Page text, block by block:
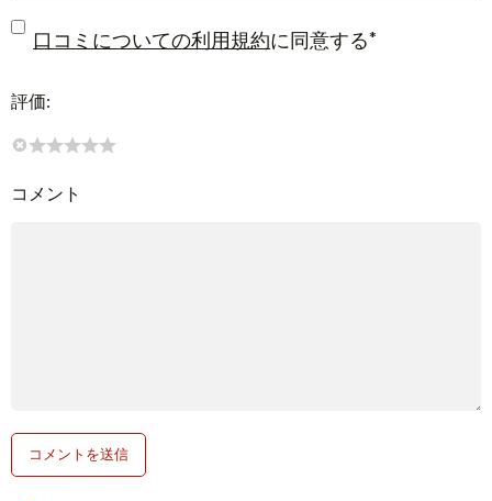
口コミについての利用規約に同意する*
評価:
コメント